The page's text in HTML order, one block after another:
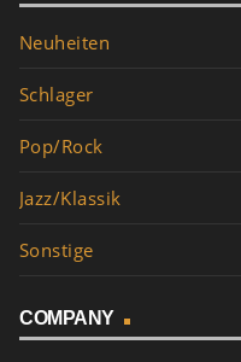
Neuheiten
Schlager
Pop/Rock
Jazz/Klassik
Sonstige
COMPANY